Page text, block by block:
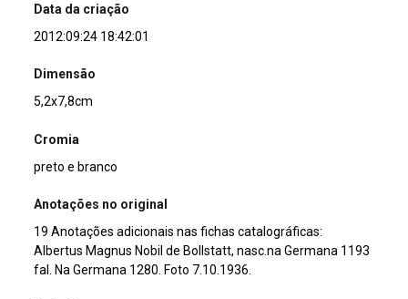
Data da criação
2012:09:24 18:42:01
Dimensão
5,2x7,8cm
Cromia
preto e branco
Anotações no original
19 Anotações adicionais nas fichas catalográficas:
Albertus Magnus Nobil de Bollstatt, nasc.na Germana 1193
fal. Na Germana 1280. Foto 7.10.1936.